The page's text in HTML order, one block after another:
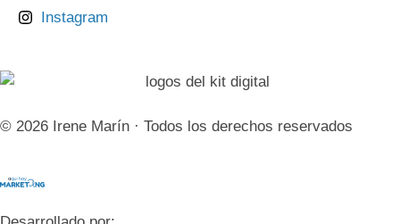
Instagram
© 2026 Irene Marín · Todos los derechos reservados